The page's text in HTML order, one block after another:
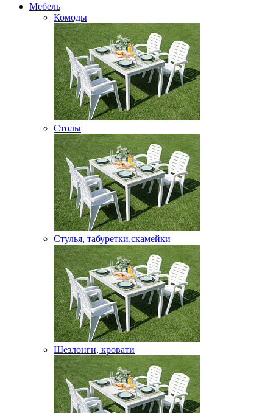
Мебель
Комоды
Столы
Стулья, табуретки,скамейки
Шезлонги, кровати